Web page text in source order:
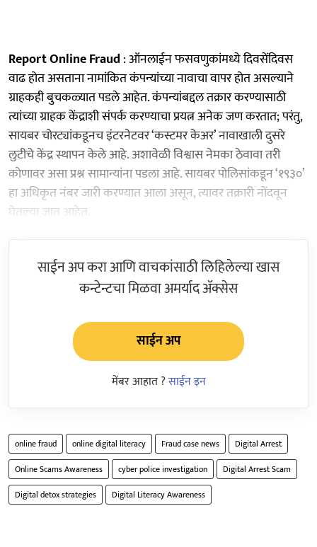
Report Online Fraud : ऑनलाईन फसवणुकांमध्ये दिवसेंदिवस
वाढ होत असताना नामांकित कंपन्यांच्या नावाचा वापर होत असल्याने
ग्राहकही बुचकळ्यात पडले आहेत. कंपन्यांबद्दल तक्रार करण्यासाठी
त्यांच्या ग्राहक केंद्राशी संपर्क करण्याचा प्रयत्न अनेक जण करतात; परंतु,
सायबर चोरट्यांकडूनच इंटरनेटवर ‘कस्टमर केअर’ नावाखाली दुसरे
लुटीचे केंद्र स्थापन केले आहे. अशावेळी विश्वास नेमका ठेवावा तरी
कोणावर असा प्रश्न सामान्यांना पडला आहे. सायबर पोलिसांकडून ‘१९३०’
हा अधिकृत नंबर जारी करण्यात आला असून, त्यावर तक्रारी नोंदवून
घेतल्या जात आहेत.
साईन अप करा आणि वाचकांसाठी लिहिलेल्या खास
कन्टेन्टचा मिळवा अमर्याद ॲक्सेस
साईन अप
मेंबर आहात ?साईन इन
online fraud online digital literacy Fraud case news
Digital Arrest
Online Scams Awareness
cyber police investigation
Digital Arrest Scam
Digital detox strategies
Digital Literacy Awareness